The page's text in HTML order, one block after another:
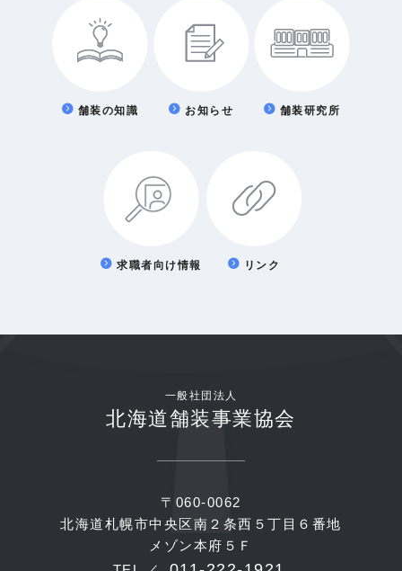
舗装の知識 お知らせ 舗装研究所
求職者向け情報 リンク
一般社団法人
北海道舗装事業協会
〒060-0062
北海道札幌市中央区南２条西５丁目６番地
メゾン本府５Ｆ